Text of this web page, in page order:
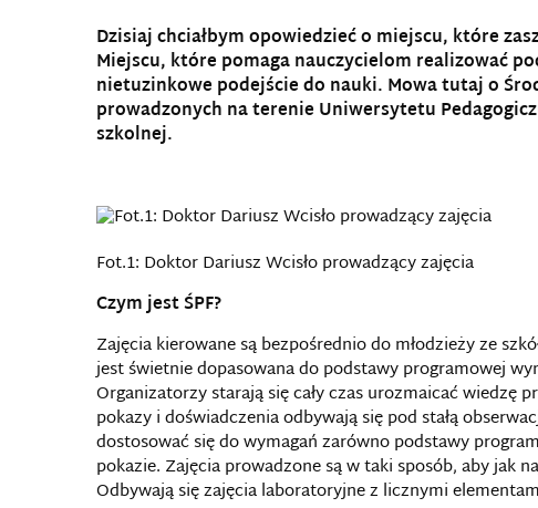
Dzisiaj chciałbym opowiedzieć o miejscu, które
Miejscu, które pomaga nauczycielom realizować
nietuzinkowe podejście do nauki. Mowa tutaj o
prowadzonych na terenie Uniwersytetu
szkolnej.
Fot.1: Doktor Dariusz Wcisło prowadzący zajęcia
Czym jest ŚPF?
Zajęcia kierowane są bezpośrednio do młodzieży ze
jest świetnie dopasowana do podstawy programowej
Organizatorzy starają się cały czas urozmaicać wiedzę
pokazy i doświadczenia odbywają się pod stałą
dostosować się do wymagań zarówno podstawy
pokazie. Zajęcia prowadzone są w taki sposób, aby jak
Odbywają się zajęcia laboratoryjne z licznymi